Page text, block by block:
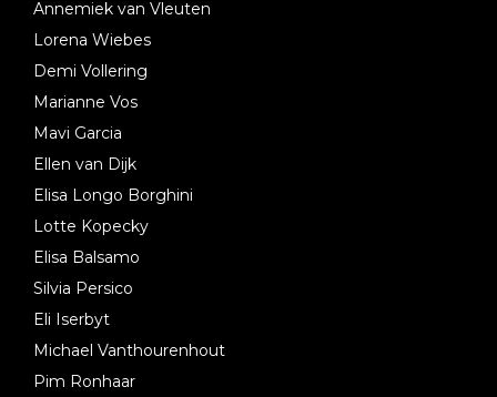
Annemiek van Vleuten
Lorena Wiebes
Demi Vollering
Marianne Vos
Mavi Garcia
Ellen van Dijk
Elisa Longo Borghini
Lotte Kopecky
Elisa Balsamo
Silvia Persico
Eli Iserbyt
Michael Vanthourenhout
Pim Ronhaar